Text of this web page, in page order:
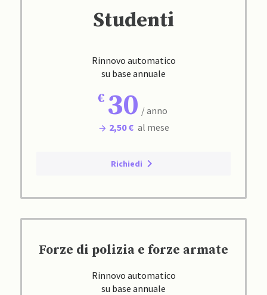
Studenti
Rinnovo automatico
su base annuale
30 / anno
2,50 € al mese
Richiedi
Forze di polizia e forze armate
Rinnovo automatico
su base annuale